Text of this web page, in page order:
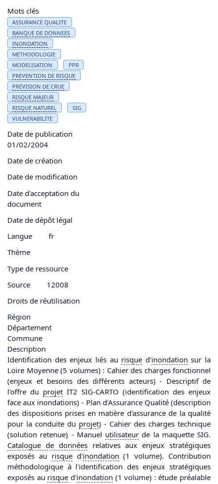
Mots clés
ASSURANCE QUALITE
BANQUE DE DONNEES
INONDATION
METHODOLOGIE
MODELISATION
PPR
PREVENTION DE RISQUE
PREVISION DECRUE
RISQUE MAJEUR
RISQUE NATUREL
SIG
VULNERABILITE
Date de publication
01/02/2004
Date de création
Date de modification
Date d'acceptation du
document
Date de dépôt légal
Langue
fr
Thème
Type de ressource
Source
12008
Droits de réutilisation
Région
Département
Commune
Description
Identification des enjeux liés au risque d'inondation sur la
Loire Moyenne (5 volumes) : Cahier des charges fonctionnel
(enjeux et besoins des différents acteurs) - Descriptif de
l'offre du projet IT2 SIG-CARTO (identification des enjeux
face aux inondations) - Plan d'Assurance Qualité (description
des dispositions prises en matière d'assurance de la qualité
pour la conduite du projet) - Cahier des charges technique
(solution retenue) - Manuel utilisateur de la maquette SIG.
Catalogue de donnéesrelatives aux enjeux stratégiques
exposés au risqued'inondation (1 volume). Contribution
méthodologique à l'identification des enjeux stratégiques
exposés au risque d'inondation (1 volume) : étude préalable